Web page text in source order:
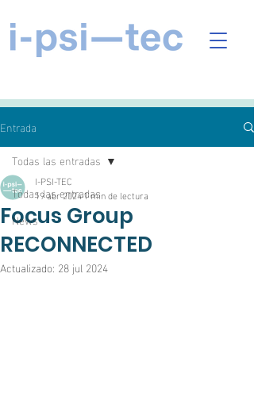
Entrada
Todas las entradas
News
Todas las entradas
Focus Group
RECONNECTED
I-PSI-TEC
19 abr 20241 min de lectura
Actualizado: 28 jul 2024